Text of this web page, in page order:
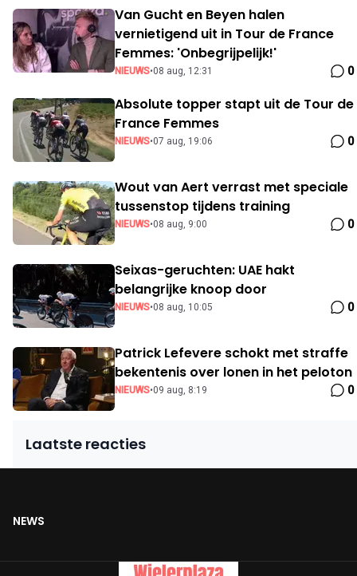
Van Gucht en Beyen halen
vernietigend uit in Tour de France
Femmes: 'Onbegrijpelijk!'
NIEUWS•08 aug, 12:31 0
Absolute topper stapt uit de Tour de
France Femmes
NIEUWS•07 aug, 19:06 0
Wout van Aert verrast met speciale
tussenstop tijdens training
NIEUWS•08 aug, 9:00 0
Seixas-geruchten: UAE hakt
belangrijke knoop door
NIEUWS•08 aug, 10:05 0
Patrick Lefevere schokt met straffe
bekentenis over lonen in het peloton
NIEUWS•09 aug, 8:19 0
Laatste reacties
NEWS